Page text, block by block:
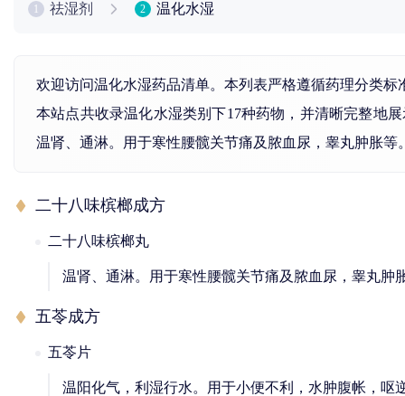
祛湿剂 2 温化水湿
欢迎访问温化水湿药品清单。本列表严格遵循药理分类
本站点共收录温化水湿类别下17种药物，并清晰完整地
温肾、通淋。用于寒性腰髋关节痛及脓血尿，睾丸肿胀等
二十八味槟榔成方
二十八味槟榔丸
温肾、通淋。用于寒性腰髋关节痛及脓血尿，睾丸肿
五苓成方
五苓片
温阳化气，利湿行水。用于小便不利，水肿腹帐，呕